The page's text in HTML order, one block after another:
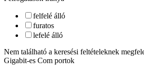
felfelé álló
furatos
lefelé álló
Nem található a keresési feltételeknek
Gigabit-es Com portok